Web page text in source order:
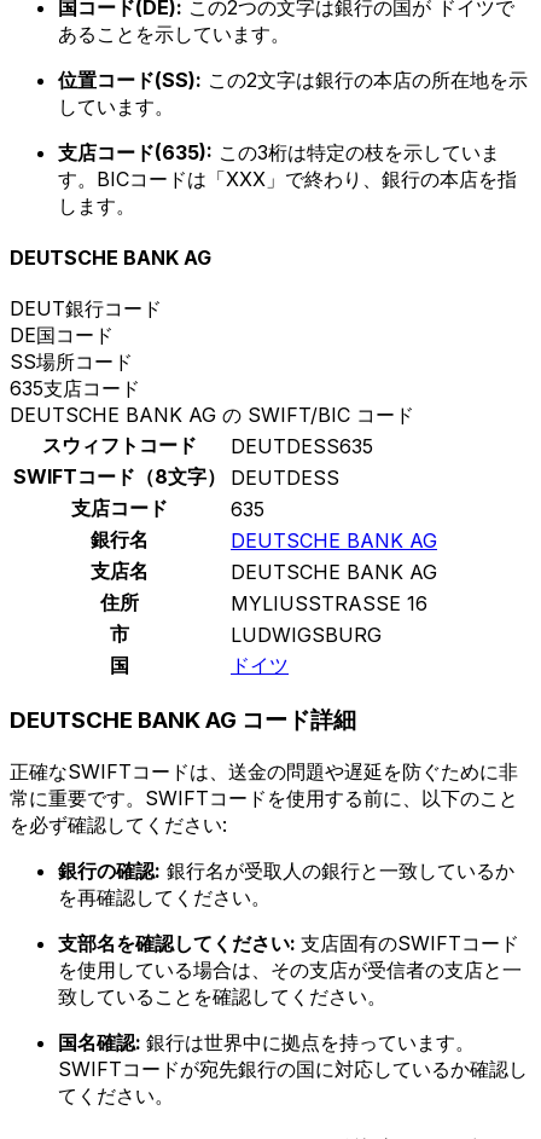
国コード(DE): この2つの文字は銀行の国が ドイツで
あることを示しています。
位置コード(SS): この2文字は銀行の本店の所在地を示
しています。
支店コード(635): この3桁は特定の枝を示していま
す。BICコードは「XXX」で終わり、銀行の本店を指
します。
DEUTSCHE BANK AG
DEUT銀行コード
DE国コード
SS場所コード
635支店コード
DEUTSCHE BANK AG の SWIFT/BIC コード
スウィフトコード
DEUTDESS635
SWIFTコード（8文字）
DEUTDESS
支店コード
635
銀行名
DEUTSCHE BANK AG
支店名
DEUTSCHE BANK AG
住所
MYLIUSSTRASSE 16
市
LUDWIGSBURG
国
ドイツ
DEUTSCHE BANK AG コード詳細
正確なSWIFTコードは、送金の問題や遅延を防ぐために非
常に重要です。SWIFTコードを使用する前に、以下のこと
を必ず確認してください:
銀行の確認: 銀行名が受取人の銀行と一致しているか
を再確認してください。
支部名を確認してください: 支店固有のSWIFTコード
を使用している場合は、その支店が受信者の支店と一
致していることを確認してください。
国名確認: 銀行は世界中に拠点を持っています。
SWIFTコードが宛先銀行の国に対応しているか確認し
てください。